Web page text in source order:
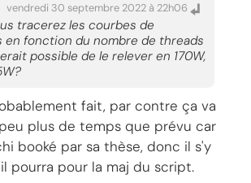
vendredi 30 septembre 2022 à 22h06
tracerez les courbes de
en fonction du nombre de threads
possible de le relever en 170W,
fait, par contre ça va
plus de temps que prévu car
booké par sa thèse, donc il s'y
pourra pour la maj du script.